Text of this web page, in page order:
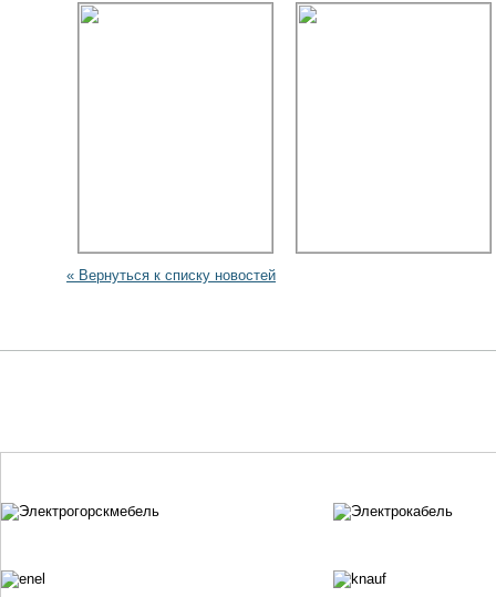
« Вернуться к списку новостей